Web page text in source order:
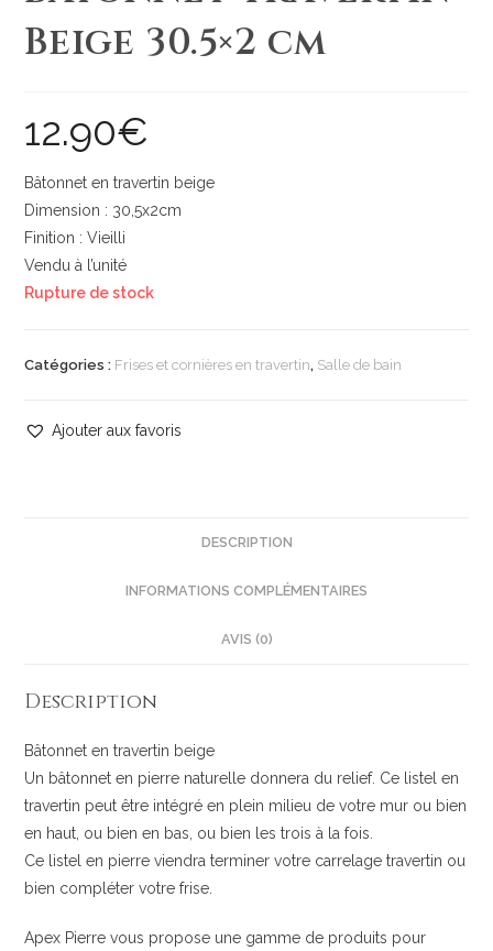
Beige 30.5×2 cm
12.90€
Bâtonnet en travertin beige
Dimension : 30,5x2cm
Finition : Vieilli
Vendu à l’unité
Rupture de stock
Catégories : Frises et cornières en travertin, Salle de bain
Ajouter aux favoris
DESCRIPTION
INFORMATIONS COMPLÉMENTAIRES
AVIS (0)
Description
Bâtonnet en travertin beige
Un bâtonnet en pierre naturelle donnera du relief. Ce listel en
travertin peut être intégré en plein milieu de votre mur ou bien
en haut, ou bien en bas, ou bien les trois à la fois.
Ce listel en pierre viendra terminer votre carrelage travertin ou
bien compléter votre frise.
Apex Pierre vous propose une gamme de produits pour